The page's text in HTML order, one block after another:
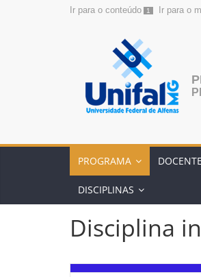
Ir para o conteúdo 1 Ir para o
PROGRAMA
DISCIPLINAS
Disciplina